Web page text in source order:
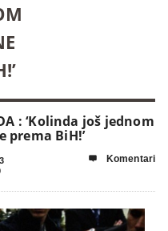
: ‘Kolinda još jednom
prema BiH!’
 Komentari